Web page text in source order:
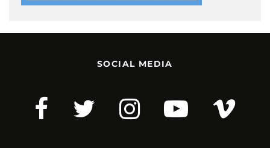
SOCIAL MEDIA